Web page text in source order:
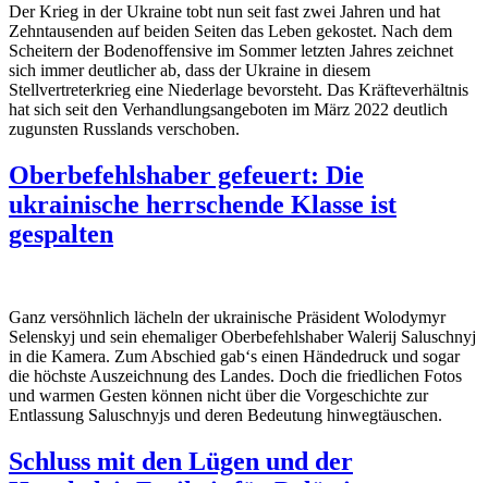
Der Krieg in der Ukraine tobt nun seit fast zwei Jahren und hat
Zehntausenden auf beiden Seiten das Leben gekostet. Nach dem
Scheitern der Bodenoffensive im Sommer letzten Jahres zeichnet
sich immer deutlicher ab, dass der Ukraine in diesem
Stellvertreterkrieg eine Niederlage bevorsteht. Das Kräfteverhältnis
hat sich seit den Verhandlungsangeboten im März 2022 deutlich
zugunsten Russlands verschoben.
Oberbefehlshaber gefeuert: Die
ukrainische herrschende Klasse ist
gespalten
Ganz versöhnlich lächeln der ukrainische Präsident Wolodymyr
Selenskyj und sein ehemaliger Oberbefehlshaber Walerij Saluschnyj
in die Kamera. Zum Abschied gab‘s einen Händedruck und sogar
die höchste Auszeichnung des Landes. Doch die friedlichen Fotos
und warmen Gesten können nicht über die Vorgeschichte zur
Entlassung Saluschnyjs und deren Bedeutung hinwegtäuschen.
Schluss mit den Lügen und der